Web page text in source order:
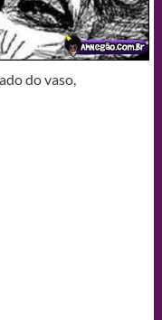
do vaso,